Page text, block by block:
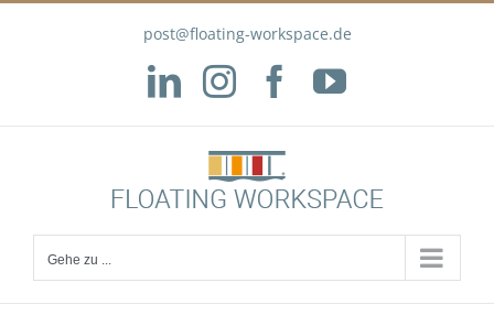
post@floating-workspace.de
LinkedInInstagramFacebook
YouTube
Gehe zu ...